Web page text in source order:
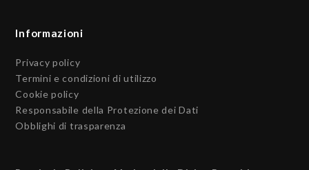
Informazioni
Privacy policy
Termini e condizioni di utilizzo
Cookie policy
Responsabile della Protezione dei Dati
Obblighi di trasparenza